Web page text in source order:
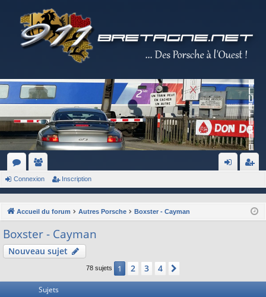
or
m
s
e
br
es
pti
Connexion Inscription
Accueil du forum Autres Porsche Boxster - Cayman
Boxster - Cayman
Nouveau sujet
78 sujets 1 2 3 4
Sujets